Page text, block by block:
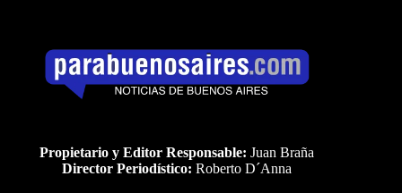
Propietario y Editor Responsable: Juan Braña
Director Periodístico: Roberto D´Anna